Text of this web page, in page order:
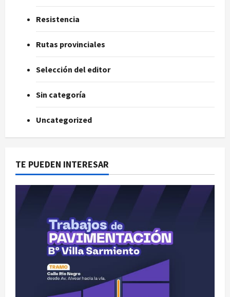
Resistencia
Rutas provinciales
Selección del editor
Sin categoría
Uncategorized
TE PUEDEN INTERESAR